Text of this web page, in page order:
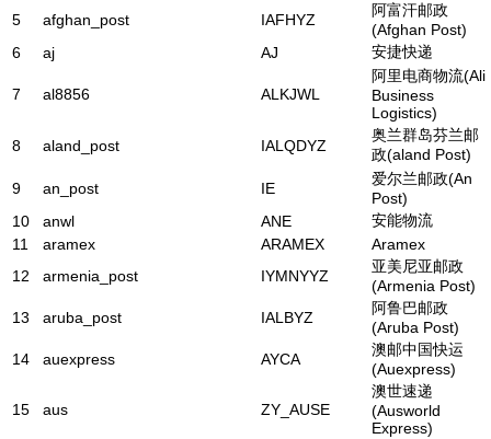
5
afghan_post IAFHYZ
阿富汗邮政
(Afghan Post)
6
aj AJ 安捷快递
7 al8856 ALKJWL
阿里电商物流(Ali
Business
Logistics)
8
aland_post IALQDYZ
奥兰群岛芬兰邮
政(aland Post)
9
an_post IE
爱尔兰邮政(An
Post)
10
anwl ANE
安能物流
11
aramex ARAMEX
Aramex
12
armenia_post IYMNYYZ
亚美尼亚邮政
(Armenia Post)
13
aruba_post IALBYZ
阿鲁巴邮政
(Aruba Post)
14
auexpress AYCA
澳邮中国快运
(Auexpress)
15 aus ZY_AUSE
澳世速递
(Ausworld
Express)